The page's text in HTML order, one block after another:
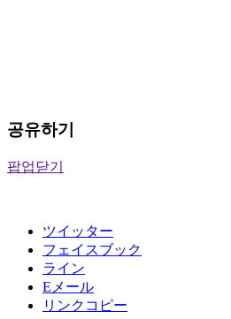
공유하기
팝업닫기
ツイッター
フェイスブック
ライン
Eメール
リンクコピー